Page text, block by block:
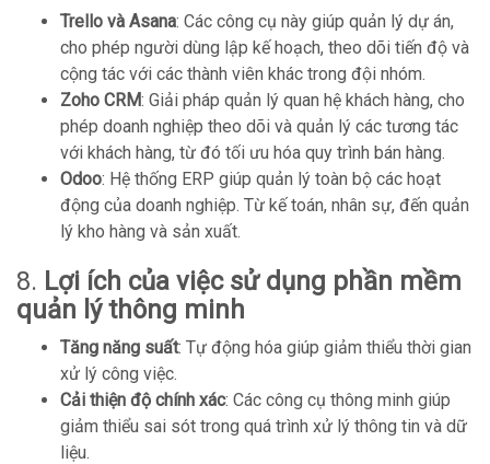
Trello và Asana: Các công cụ này giúp quản lý dự án,
cho phép người dùng lập kế hoạch, theo dõi tiến độ và
cộng tác với các thành viên khác trong đội nhóm.
Zoho CRM: Giải pháp quản lý quan hệ khách hàng, cho
phép doanh nghiệp theo dõi và quản lý các tương tác
với khách hàng, từ đó tối ưu hóa quy trình bán hàng.
Odoo: Hệ thống ERP giúp quản lý toàn bộ các hoạt
động của doanh nghiệp. Từ kế toán, nhân sự, đến quản
lý kho hàng và sản xuất.
8. Lợi ích của việc sử dụng phần mềm
quản lý thông minh
Tăng năng suất: Tự động hóa giúp giảm thiểu thời gian
xử lý công việc.
Cải thiện độ chính xác: Các công cụ thông minh giúp
giảm thiểu sai sót trong quá trình xử lý thông tin và dữ
liệu.